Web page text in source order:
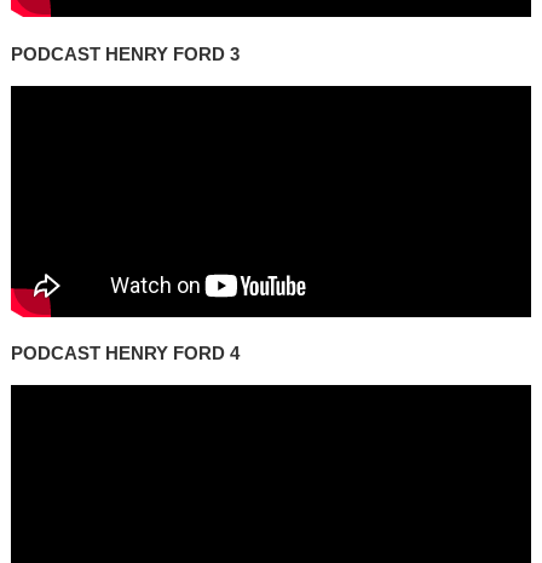
PODCAST HENRY FORD 3
PODCAST HENRY FORD 4